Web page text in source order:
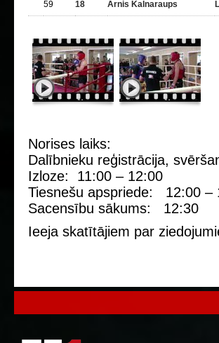
59 18 Arnis Kalnaraups
Norises laiks:
Dalībnieku reģistrācija,
Izloze: 11:00 – 12:00
Tiesnešu apspriede: 12:00 –
Sacensību sākums: 12:30
Ieeja skatītājiem par